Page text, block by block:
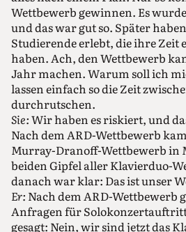
Wettbewerb gewinnen. Es
und das war gut so. Später
Studierende erlebt, die ihre Zeit
haben. Ach, den Wettbewerb
Jahr machen. Warum soll ich
lassen einfach so die Zeit
durchrutschen.
Sie:Wir haben es riskiert, und
Nach dem ARD-Wettbewerb
Murray-Dranoff-Wettbewerb in
beiden Gipfel aller Klavierduo-
danach war klar: Das ist unser
Er: Nach dem ARD-Wettbewerb
Anfragen für
gesagt: Nein, wir sind jetzt das